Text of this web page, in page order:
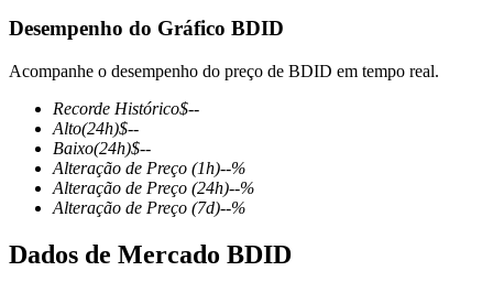
Futuros COIN-M
Futuros de criptomoeda
Desempenho do Gráfico BDID
Acompanhe o desempenho do preço de BDID em tempo real.
Recorde Histórico$--
Alto(24h)$--
Baixo(24h)$--
Alteração de Preço (1h)--%
Alteração de Preço (24h)--%
Alteração de Preço (7d)--%
Dados de Mercado BDID